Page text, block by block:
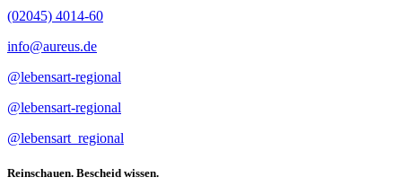
(02045) 4014-60
info@aureus.de
@lebensart-regional
@lebensart-regional
@lebensart_regional
Reinschauen. Bescheid wissen.